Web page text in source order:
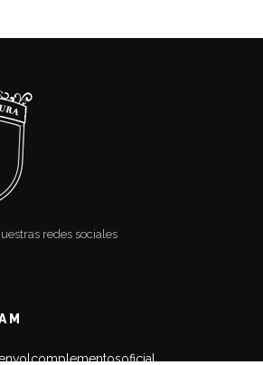
redes sociales